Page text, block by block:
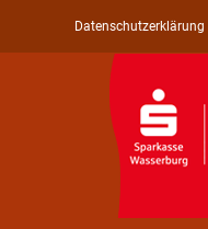
Datenschutzerklärung